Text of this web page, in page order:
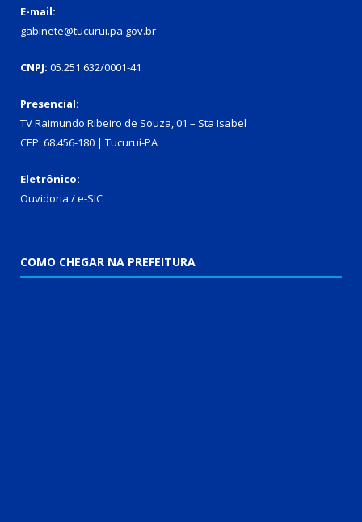
E-mail:
gabinete@tucurui.pa.gov.br
CNPJ: 05.251.632/0001-41
Presencial:
TV Raimundo Ribeiro de Souza, 01 – Sta Isabel
CEP: 68.456-180 | Tucuruí-PA
Eletrônico:
Ouvidoria /e-SIC
COMO CHEGAR NA PREFEITURA